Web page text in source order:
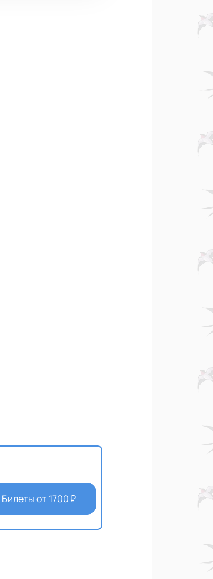
Билеты от 1700₽